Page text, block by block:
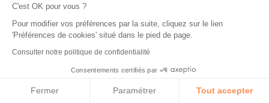
C'est OK pour vous ?
Pour modifier vos préférences par la suite, cliquez sur le lien
'Préférences de cookies' situé dans le pied de page.
Consulter notre politique de confidentialité
Consentements certifiés par
Fermer Paramétrer Tout accepter